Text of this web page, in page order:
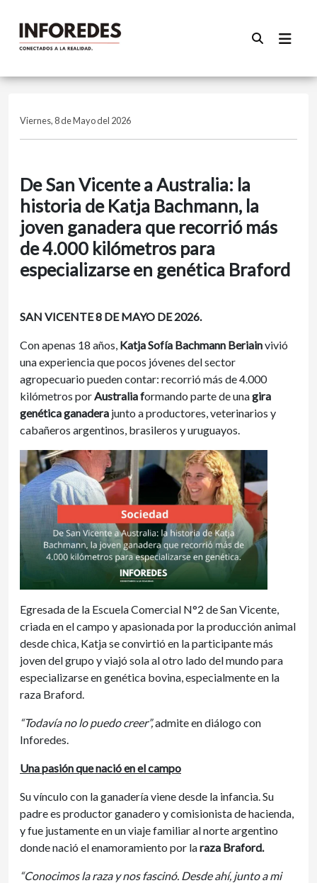
Viernes, 8 de Mayo del 2026
De San Vicente a Australia: la
historia de Katja Bachmann, la
joven ganadera que recorrió más
de 4.000 kilómetros para
especializarse en genética Braford
SAN VICENTE 8 DE MAYO DE 2026.
Con apenas 18 años, Katja Sofía Bachmann Beriainvivió
una experiencia que pocos jóvenes del sector
agropecuario pueden contar: recorrió más de 4.000
kilómetros porAustralia formando parte de unagira
genética ganadera junto a productores, veterinarios y
cabañeros argentinos, brasileros y uruguayos.
Egresada de la Escuela Comercial N°2 de San Vicente,
criada en el campo y apasionada por la producción animal
desde chica, Katja se convirtió en la participante más
joven del grupo y viajó sola al otro lado del mundo para
especializarse en genética bovina, especialmente en la
raza Braford.
“Todavía no lo puedo creer”,admite en diálogo con
Inforedes.
Una pasión que nació en el campo
Su vínculo con la ganadería viene desde la infancia. Su
padre es productor ganadero y comisionista de hacienda,
y fue justamente en un viaje familiar al norte argentino
donde nació el enamoramiento por laraza Braford.
“Conocimos la raza y nos fascinó. Desde ahí, junto a mi